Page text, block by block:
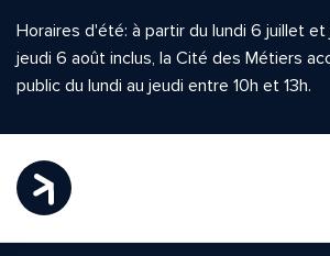
Horaires d'été: à partir du lundi 6 juillet et
jeudi 6 août inclus, la Cité des Métiers
public du lundi au jeudi entre 10h et 13h.